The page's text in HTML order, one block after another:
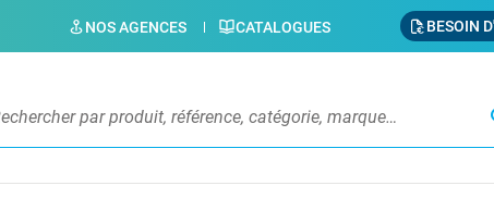
NOS AGENCES CATALOGUES BESOIN